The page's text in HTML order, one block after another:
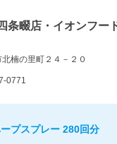
条畷店・イオンフー
楠の里町２４－２０
0771
プスプレー 280回分